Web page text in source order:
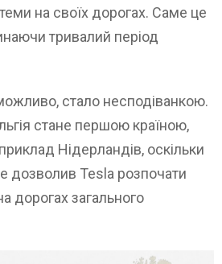
на своїх дорогах. Саме це
тривалий період
стало несподіванкою.
стане першою країною,
Нідерландів, оскільки
дозволив Tesla розпочати
дорогах загального